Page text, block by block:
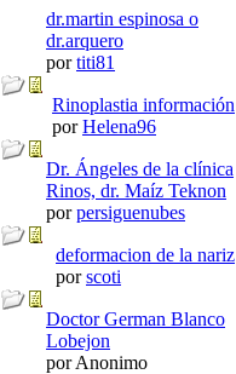
dr.martin espinosa o
dr.arquero
portiti81
Rinoplastia información
porHelena96
Dr. Ángeles de la clínica
Rinos, dr. Maíz Teknon
porpersiguenubes
deformacion de la nariz
porscoti
Doctor German Blanco
Lobejon
por Anonimo